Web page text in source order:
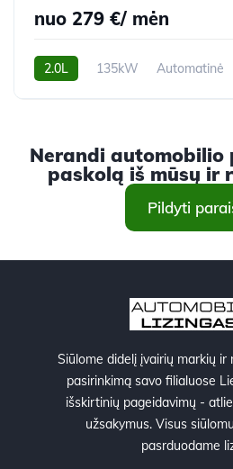
nuo 279 €/ mėn
2.0L 135kW Automatinė
Nerandi automobilio
paskolą iš mūsų ir
Pildyti
Siūlome didelį įvairių markių ir
pasirinkimą savo filialuose
išskirtinių pageidavimų -
užsakymus. Visus
pasrduodame